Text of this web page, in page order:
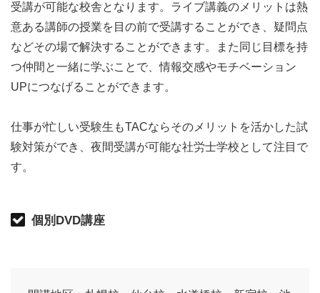
受講が可能な校舎となります。ライブ講義のメリットは熱
意ある講師の授業を目の前で受講することができ、疑問点
などその場で解決することができます。また同じ目標を持
つ仲間と一緒に学ぶことで、情報交感やモチベーション
UPにつなげることができます。
仕事が忙しい受験生もTACならそのメリットを活かした試
験対策ができ、夜間受講が可能な社労士学校として注目で
す。
個別DVD講座